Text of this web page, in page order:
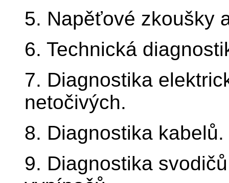
5. Napěťové zkoušky
6. Technická
7. Diagnostika
netočivých.
8. Diagnostika kabelů.
9. Diagnostika